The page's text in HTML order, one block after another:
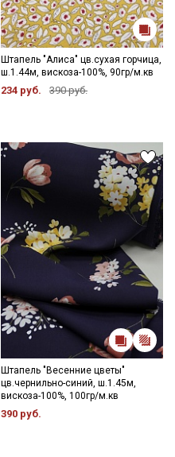
Штапель "Алиса" цв.сухая горчица,
ш.1.44м, вискоза-100%, 90гр/м.кв
234 руб. 390 руб.
Штапель "Весенние цветы"
цв.чернильно-синий, ш.1.45м,
вискоза-100%, 100гр/м.кв
390 руб.